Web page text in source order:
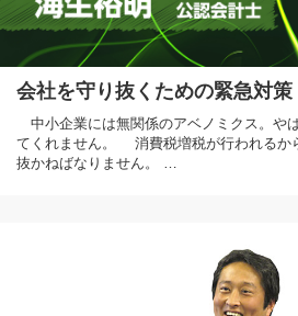
会社を守り抜くための緊急対策
中小企業には無関係のアベノミクス。や
てくれません。 消費税増税が行われるか
抜かねばなりません。 …